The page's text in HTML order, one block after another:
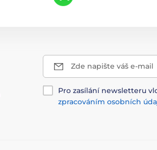
Zde napište váš e-mail
Pro zasílání newsletteru
zpracováním osobních